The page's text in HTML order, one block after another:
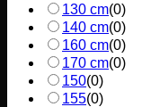
130 cm(0)
140 cm(0)
160 cm(0)
170 cm(0)
150(0)
155(0)